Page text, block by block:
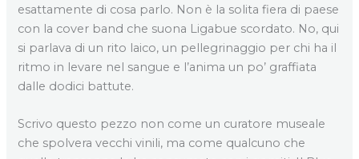
esattamente di cosa parlo. Non è la solita fiera di paese
con la cover band che suona Ligabue scordato. No, qui
si parlava di un rito laico, un pellegrinaggio per chi ha il
ritmo in levare nel sangue e l’anima un po’ graffiata
dalle dodici battute.
Scrivo questo pezzo non come un curatore museale
che spolvera vecchi vinili, ma come qualcuno che